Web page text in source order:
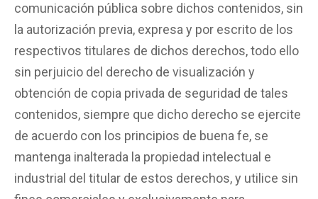
comunicación pública sobre dichos contenidos, sin
la autorización previa, expresa y por escrito de los
respectivos titulares de dichos derechos, todo ello
sin perjuicio del derecho de visualización y
obtención de copia privada de seguridad de tales
contenidos, siempre que dicho derecho se ejercite
de acuerdo con los principios de buena fe, se
mantenga inalterada la propiedad intelectual e
industrial del titular de estos derechos, y utilice sin